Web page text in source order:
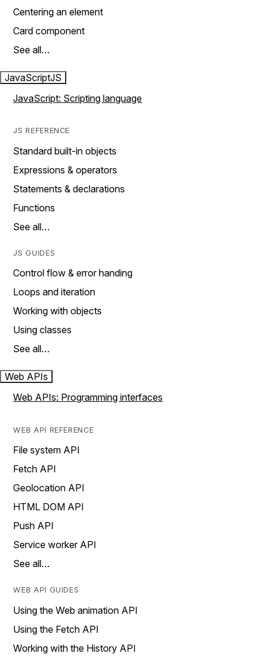
Centering an element
Card component
See all…
JavaScriptJS
JavaScript: Scripting language
JS REFERENCE
Standard built-in objects
Expressions & operators
Statements & declarations
Functions
See all…
JS GUIDES
Control flow & error handing
Loops and iteration
Working with objects
Using classes
See all…
Web APIs
Web APIs: Programming interfaces
WEB API REFERENCE
File system API
Fetch API
Geolocation API
HTML DOM API
Push API
Service worker API
See all…
WEB API GUIDES
Using the Web animation API
Using the Fetch API
Working with the History API